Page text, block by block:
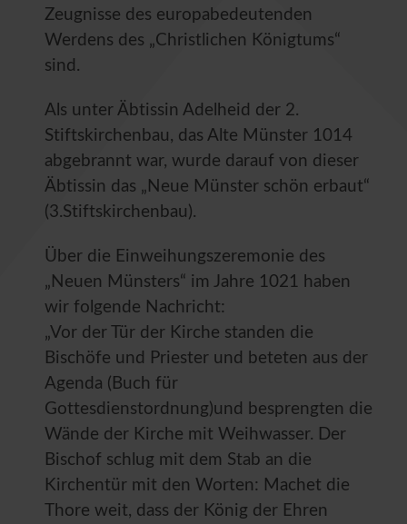
Zeugnisse des europabedeutenden
Werdens des „Christlichen Königtums“
sind.
Als unter Äbtissin Adelheid der 2.
Stiftskirchenbau, das Alte Münster 1014
abgebrannt war, wurde darauf von dieser
Äbtissin das „Neue Münster schön erbaut“
(3.Stiftskirchenbau).
Über die Einweihungszeremonie des
„Neuen Münsters“ im Jahre 1021 haben
wir folgende Nachricht:
„Vor der Tür der Kirche standen die
Bischöfe und Priester und beteten aus der
Agenda (Buch für
Gottesdienstordnung)und besprengten die
Wände der Kirche mit Weihwasser. Der
Bischof schlug mit dem Stab an die
Kirchentür mit den Worten: Machet die
Thore weit, dass der König der Ehren